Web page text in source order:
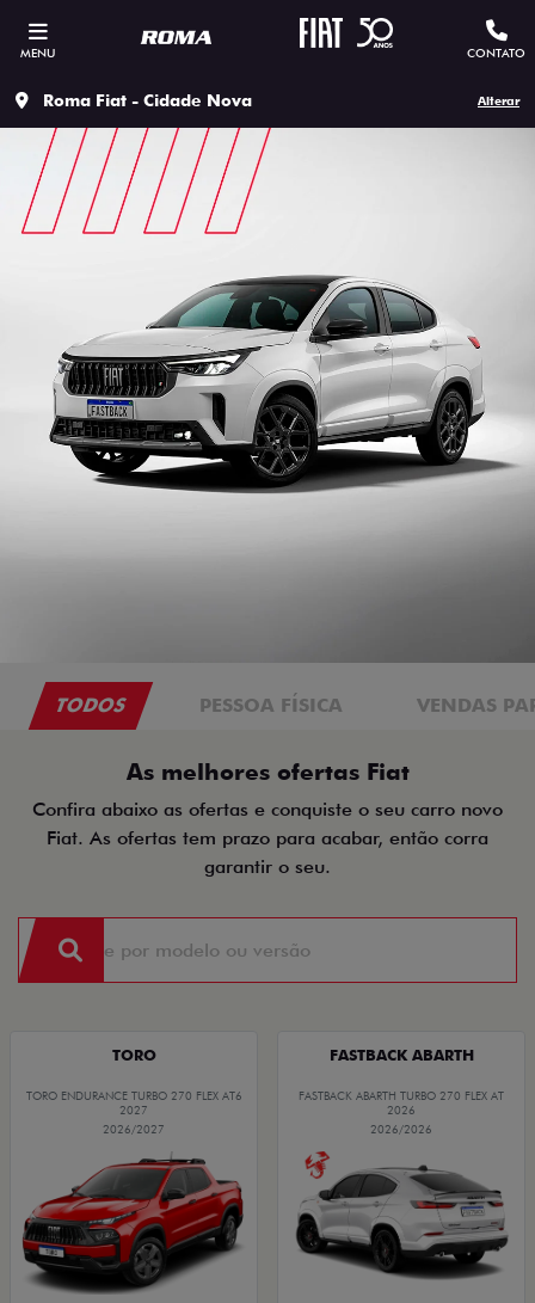
MENU CONTATO
Roma Fiat - Cidade Nova Alterar
TODOS PESSOA FÍSICA VENDAS
As melhores ofertas Fiat
Confira abaixo as ofertas e conquiste o seu carro novo
Fiat. As ofertas tem prazo para acabar, então corra
garantir o seu.
TORO
TORO ENDURANCE TURBO 270 FLEX AT6
2027
2026/2027
FASTBACK ABARTH
FASTBACK ABARTH TURBO 270 FLEX AT
2026
2026/2026